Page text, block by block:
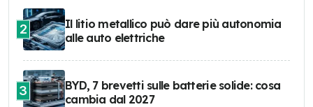
2
Il litio metallico può dare più autonomia
alle auto elettriche
3
BYD, 7 brevetti sulle batterie solide: cosa
cambia dal 2027